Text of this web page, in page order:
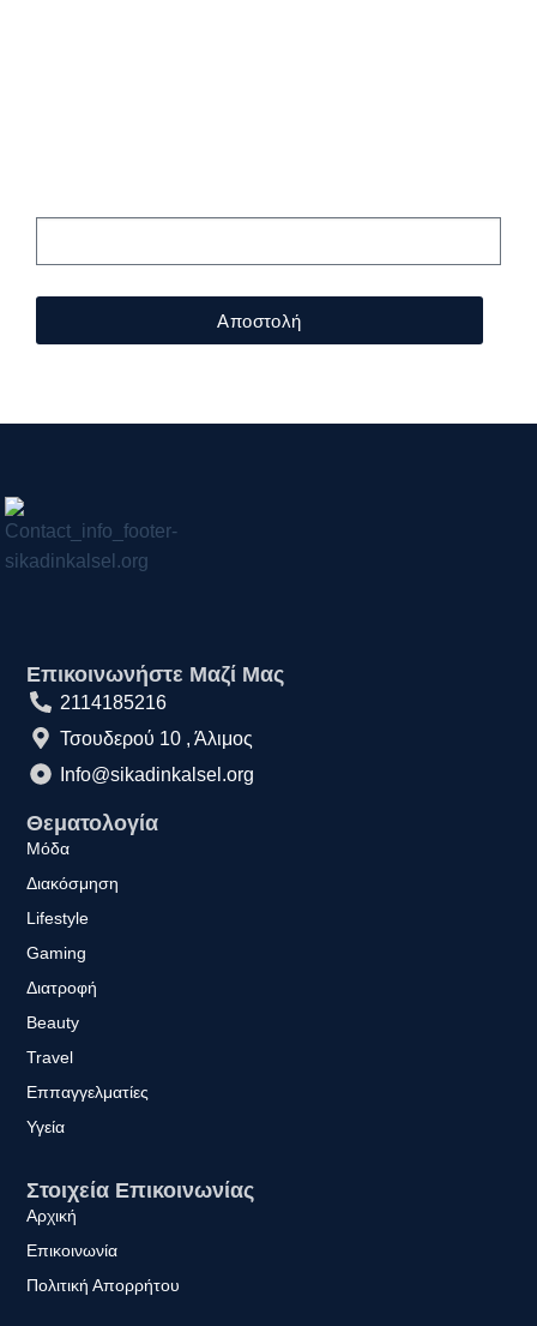
Αποστολή
Θεματολογία
Μόδα
Διακόσμηση
Lifestyle
Gaming
Διατροφή
Beauty
Travel
Εππαγγελματίες
Υγεία
Στοιχεία Επικοινωνίας
Αρχική
Επικοινωνία
Πολιτική Απορρήτου
Επικοινωνήστε Μαζί Μας
2114185216
Τσουδερού 10 , Άλιμος
Info@sikadinkalsel.org